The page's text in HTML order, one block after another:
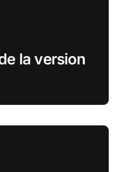
la version